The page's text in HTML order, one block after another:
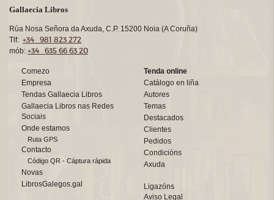
Gallaecia Libros
Rúa Nosa Señora da Axuda, C.P. 15200 Noia (A Coruña)
Tlf: +34 981 823 272
mób: +34 635 66 63 20
Comezo
Empresa
Tendas Gallaecia Libros
Gallaecia Libros nas Redes
Sociais
Onde estamos
Ruta GPS
Contacto
Código QR - Cáptura rápida
Novas
LibrosGalegos.gal
Tenda online
Catálogo en liña
Autores
Temas
Destacados
Clientes
Pedidos
Condicións
Axuda
Ligazóns
Aviso Legal